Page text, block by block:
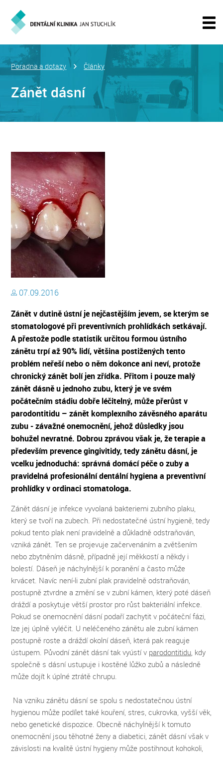
Zánět dásní
Poradna a dotazy Články
07.09.2016
Zánět v dutině ústní je nejčastějším jevem, se kterým se
stomatologové při preventivních prohlídkách setkávají.
A přestože podle statistik určitou formou ústního
zánětu trpí až 90% lidí, většina postižených tento
problém neřeší nebo o něm dokonce ani neví, protože
chronický zánět bolí jen zřídka. Přitom i pouze malý
zánět dásně u jednoho zubu, který je ve svém
počátečním stádiu dobře léčitelný, může přerůst v
parodontitidu – zánět komplexního závěsného aparátu
zubu - závažné onemocnění, jehož důsledky jsou
bohužel nevratné. Dobrou zprávou však je, že terapie a
především prevence gingivitidy, tedy zánětu dásní, je
vcelku jednoduchá: správná domácí péče o zuby a
pravidelná profesionální dentální hygiena a preventivní
prohlídky v ordinaci stomatologa.
Zánět dásní je infekce vyvolaná bakteriemi zubního plaku,
který se tvoří na zubech. Při nedostatečné ústní hygieně, tedy
pokud tento plak není pravidelně a důkladně odstraňován,
vzniká zánět. Ten se projevuje začervenáním a zvětšením
nebo zbytněním dásně, případně její měkkostí a někdy i
bolestí. Dáseň je náchylnější k poranění a často může
krvácet. Navíc není-li zubní plak pravidelně odstraňován,
postupně ztvrdne a změní se v zubní kámen, který poté dáseň
dráždí a poskytuje větší prostor pro růst bakteriální infekce.
Pokud se onemocnění dásní podaří zachytit v počáteční fázi,
lze jej úplně vyléčit. U neléčeného zánětu ale zubní kámen
postupně roste a dráždí okolní dáseň, která pak reaguje
ústupem. Původní zánět dásní tak vyústí v parodontitidu, kdy
společně s dásní ustupuje i kostěné lůžko zubů a následně
může dojít k úplné ztrátě chrupu.
Na vzniku zánětu dásní se spolu s nedostatečnou ústní
hygienou může podílet také kouření, stres, cukrovka, vyšší věk,
nebo genetické dispozice. Obecně náchylnější k tomuto
onemocnění jsou těhotné ženy a diabetici, zánět dásní však v
závislosti na kvalitě ústní hygieny může postihnout kohokoli,